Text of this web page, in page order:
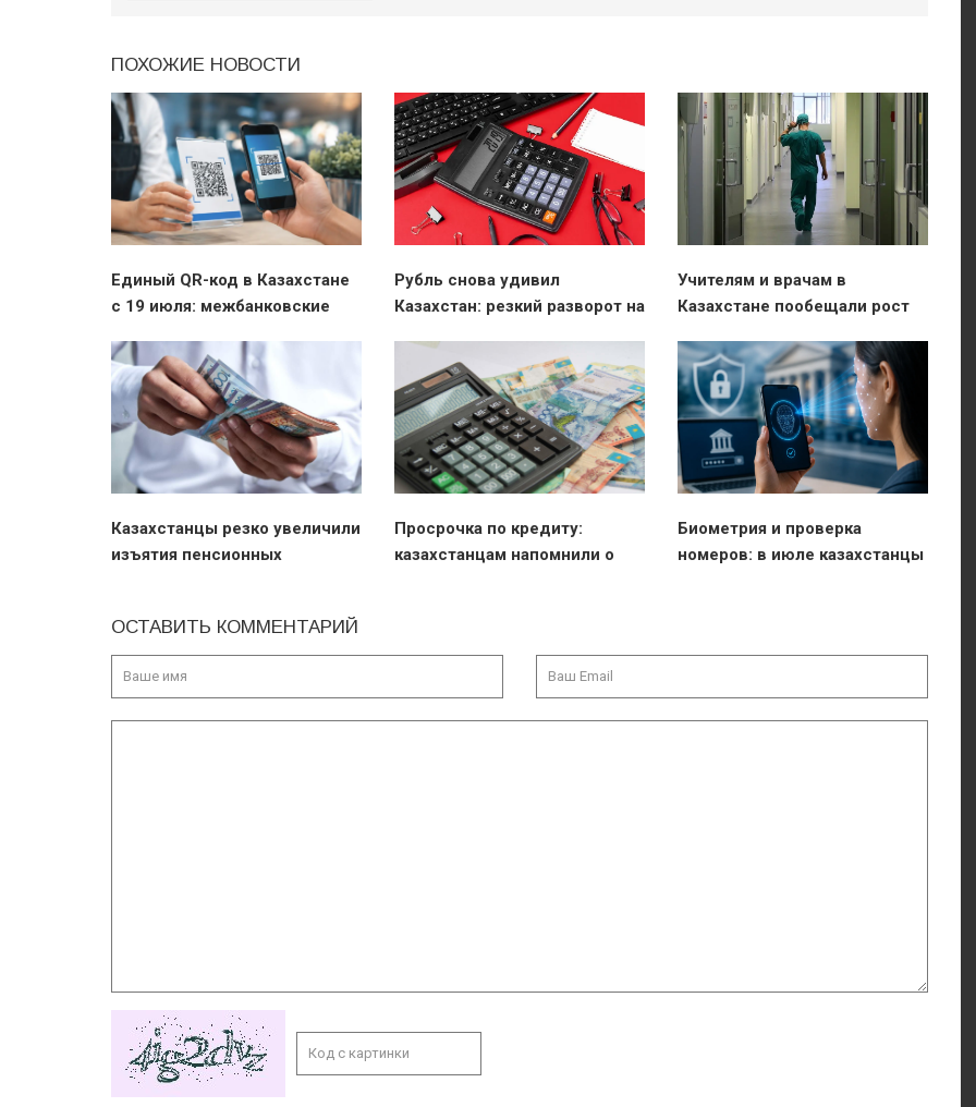
ПОХОЖИЕ НОВОСТИ
Единый QR-код в Казахстане
с 19 июля: межбанковские
оплата без ограничений
Рубль снова удивил
Казахстан: резкий разворот на
никто не ожидал
Учителям и врачам в
Казахстане пообещали рост
Казахстанцы резко увеличили
изъятия пенсионных
Просрочка по кредиту:
казахстанцам напомнили о
Биометрия и проверка
номеров: в июле казахстанцы
ОСТАВИТЬ КОММЕНТАРИЙ